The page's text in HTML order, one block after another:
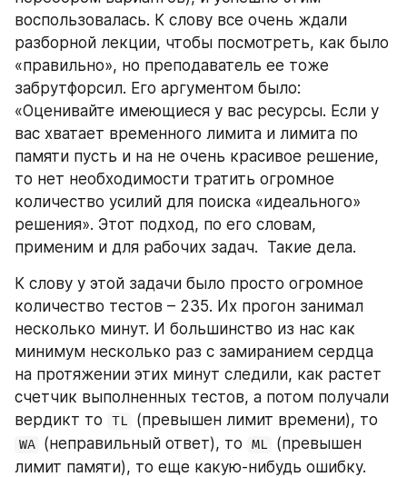
воспользовалась. К слову все очень ждали
разборной лекции, чтобы посмотреть, как было
«правильно», но преподаватель ее тоже
забрутфорсил. Его аргументом было:
«Оценивайте имеющиеся у вас ресурсы. Если у
вас хватает временного лимита и лимита по
памяти пусть и на не очень красивое решение,
то нет необходимости тратить огромное
количество усилий для поиска «идеального»
решения». Этот подход, по его словам,
применим и для рабочих задач.  Такие дела.
К слову у этой задачи было просто огромное
количество тестов – 235. Их прогон занимал
несколько минут. И большинство из нас как
минимум несколько раз с замиранием сердца
на протяжении этих минут следили, как растет
счетчик выполненных тестов, а потом получали
вердикт то TL
WA (неправильный ответ), то ML (превышен
лимит памяти), то еще какую-нибудь ошибку.